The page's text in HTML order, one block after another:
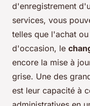
d'enregistrement
services, vous
telles que l'achat
d'occasion, le
encore la mise à
grise. Une des
est leur capacité à